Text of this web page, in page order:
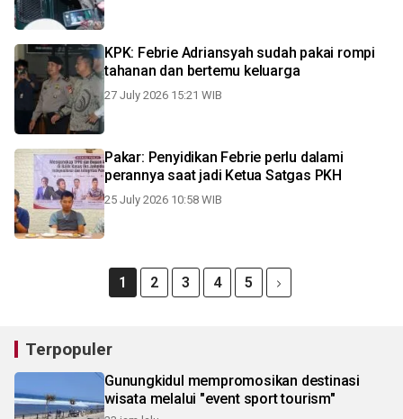
KPK: Febrie Adriansyah sudah pakai rompi
tahanan dan bertemu keluarga
27 July 2026 15:21 WIB
Pakar: Penyidikan Febrie perlu dalami
perannya saat jadi Ketua Satgas PKH
25 July 2026 10:58 WIB
1 2 3 4 5
Terpopuler
Gunungkidul mempromosikan destinasi
wisata melalui "event sport tourism"